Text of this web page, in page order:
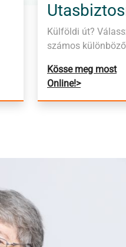
Külföldi út?
számos
Kösse meg most
Online!>